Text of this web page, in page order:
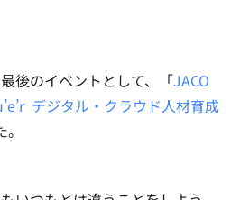
後のイベントとして、「JACO
デジタル・クラウド人材育成